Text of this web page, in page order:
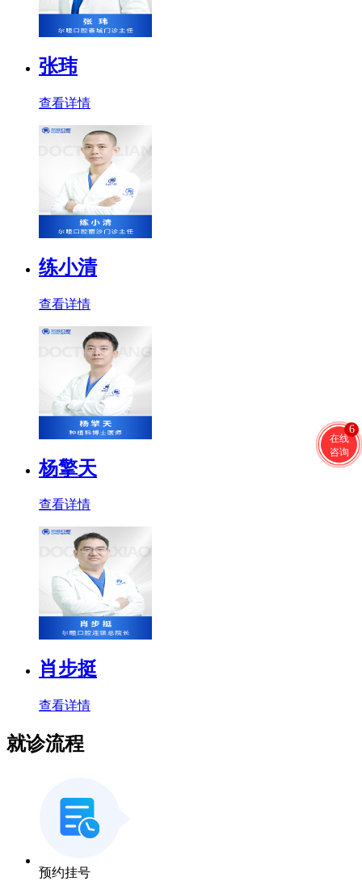
在线
咨询
6
张玮
查看详情
练小清
查看详情
杨擎天
查看详情
肖步挺
查看详情
就诊流程
预约挂号